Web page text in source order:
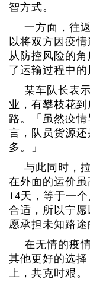
智方式。
一方面，往
以将双方因疫
从防控风险的
了运输过程中的
某车队长表
业，有攀枝花
路。「虽然疫
言，队员货源
多。」
与此同时，
在外面的运价
14天，等于一
合适，所以宁
愿承担未知路途
在无情的疫
其他更好的选
上，共克时艰。